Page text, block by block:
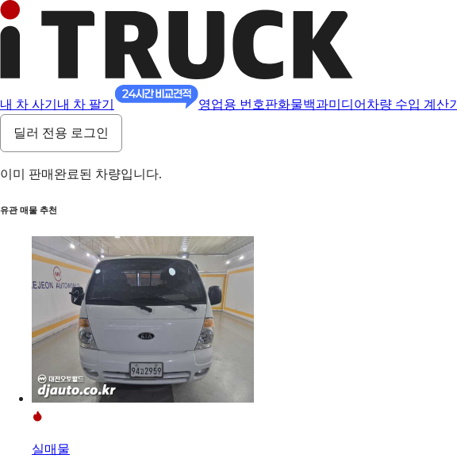
내 차 사기 내 차 팔기 영업용 번호판화물백과미디어 차량 수입 계산기
딜러 전용 로그인
이미 판매완료된 차량입니다.
유관 매물 추천
실매물